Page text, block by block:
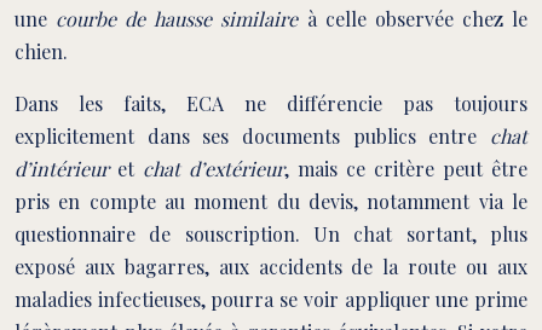
une courbe de hausse similaireà celle observée chez le
chien.
Dans les faits, ECA ne différencie pas toujours
explicitement dans ses documents publics entre chat
d’intérieuret chat d’extérieur, mais ce critère peut être
pris en compte au moment du devis, notamment via le
questionnaire de souscription. Un chat sortant, plus
exposé aux bagarres, aux accidents de la route ou aux
maladies infectieuses, pourra se voir appliquer une prime